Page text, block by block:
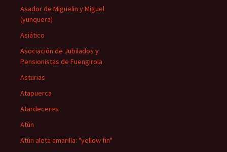
Asador de Miguelin y Miguel
(yunquera)
Asiático
Asociación de Jubilados y
Pensionistas de Fuengirola
Asturias
Atapuerca
Atardeceres
Atún
Atún aleta amarilla: "yellow fin"